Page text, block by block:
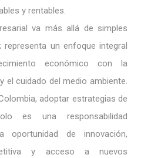
y rentables.
va más allá de simples
representa un enfoque integral
económico con la
el cuidado del medio ambiente.
adoptar estrategias de
es una responsabilidad
oportunidad de innovación,
y acceso a nuevos